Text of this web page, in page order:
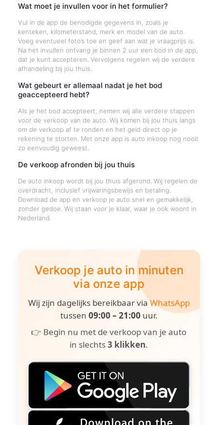
Wat moet je invullen voor in het formulier?
Vul in de app de benodigde gegevens in, zoals je
kenteken, kilometerstand, merk en model van de auto.
Voeg eventueel foto’s toe en geef aan wat je vraagprijs is.
Na het invullen ontvang je binnen 2 uur een bod in de app,
dat je kunt accepteren. Vervolgens regelen wij de verdere
afhandeling bij jou thuis.
Wat gebeurt er allemaal nadat je het bod
geaccepteerd hebt?
Als je het bod accepteert, nemen wij alle verdere stappen
voor de verkoop van de auto. Wij komen bij jou thuis langs
om de verkoop af te ronden en het geld direct op je
rekening te storten. Met onze app is auto inkoop nog nooit
zo eenvoudig geweest.
De verkoop afronden bij jou thuis
De auto inkoop wordt bij jou thuis afgerond. Wij regelen de
overdracht, inclusief vrijwaringsbewijs en betaling.
Download de app en verkoop je auto snel en gemakkelijk,
zonder gedoe. Wij staan voor je klaar, waar je ook woont in
Nederland.
Verkoop je auto in minuten
via onze app
Wij zijn dagelijks bereikbaar viaWhatsApp
tussen 09:00 – 21:00 uur.
👉 Begin nu met de verkoop van je auto
in slechts3 klikken.